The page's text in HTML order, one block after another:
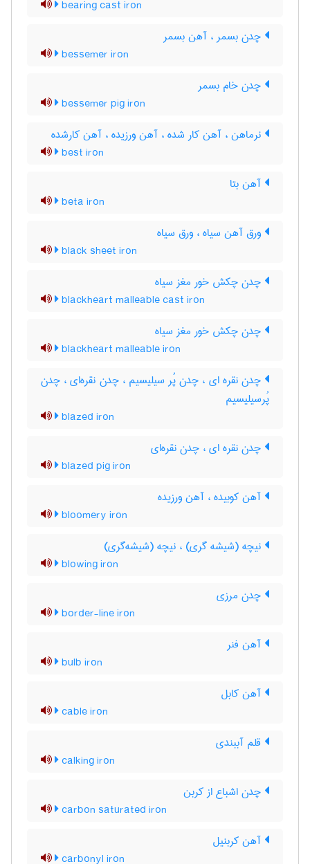
bearing cast iron
چدن بسمر ، آهن بسمر
bessemer iron
چدن خام بسمر
bessemer pig iron
نرماهن ، آهن کار شده ، آهن ورزیده ، آهن کارشده
best iron
آهن بتا
beta iron
ورق آهن سیاه ، ورق سیاه
black sheet iron
چدن چکش خور مغز سیاه
blackheart malleable cast iron
چدن چکش خور مغز سیاه
blackheart malleable iron
چدن نقره ای ، چدن پُر سیلیسیم ، چدن نقره‌ای ، چدن
پُرسیلیسیم
blazed iron
چدن نقره ای ، چدن نقره‌ای
blazed pig iron
آهن کوبیده ، آهن ورزیده
bloomery iron
نیچه (شیشه گری) ، نیچه (شیشه‌گری)
blowing iron
چدن مرزی
border-line iron
آهن فنر
bulb iron
آهن کابل
cable iron
قلم آببندی
calking iron
چدن اشباع از کربن
carbon saturated iron
آهن کربنیل
carbonyl iron